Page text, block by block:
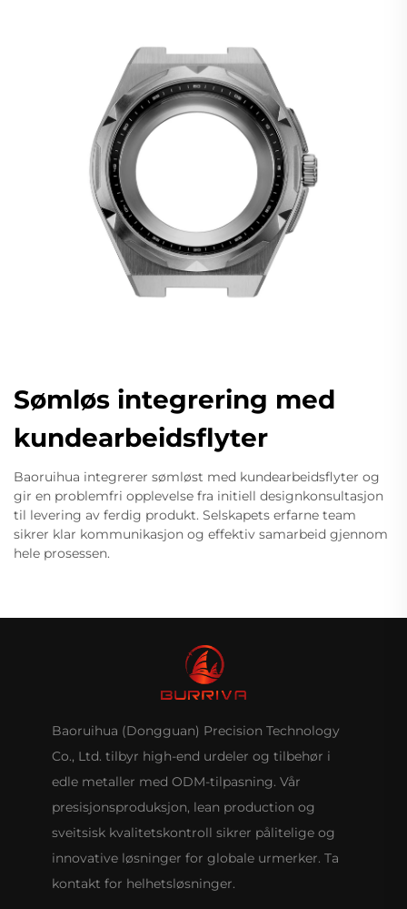
Sømløs integrering med
kundearbeidsflyter
Baoruihua integrerer sømløst med kundearbeidsflyter og
gir en problemfri opplevelse fra initiell designkonsultasjon
til levering av ferdig produkt. Selskapets erfarne team
sikrer klar kommunikasjon og effektiv samarbeid gjennom
hele prosessen.
Baoruihua (Dongguan) Precision Technology
Co., Ltd. tilbyr high-end urdeler og tilbehør i
edle metaller med ODM-tilpasning. Vår
presisjonsproduksjon, lean production og
sveitsisk kvalitetskontroll sikrer pålitelige og
innovative løsninger for globale urmerker. Ta
kontakt for helhetsløsninger.